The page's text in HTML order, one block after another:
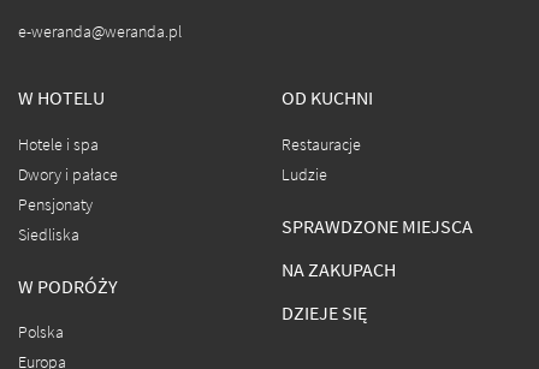
e-weranda@weranda.pl
W HOTELU
Hotele i spa
Dwory i pałace
Pensjonaty
Siedliska
W PODRÓŻY
Polska
Europa
OD KUCHNI
Restauracje
Ludzie
SPRAWDZONE MIEJSCA
NA ZAKUPACH
DZIEJE SIĘ